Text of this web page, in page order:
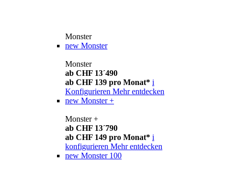
Monster
new Monster
Monster
ab CHF 13´490
ab CHF 139 pro Monat* i
Konfigurieren Mehr entdecken
new Monster +
Monster +
ab CHF 13´790
ab CHF 149 pro Monat* i
konfigurieren Mehr entdecken
new Monster 100